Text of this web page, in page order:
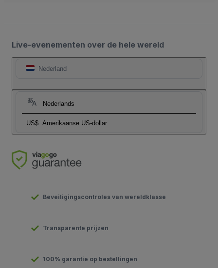
Live-evenementen over de hele wereld
Nederland
Nederlands
US$ Amerikaanse US-dollar
Beveiligingscontroles van wereldklasse
Transparente prijzen
100% garantie op bestellingen